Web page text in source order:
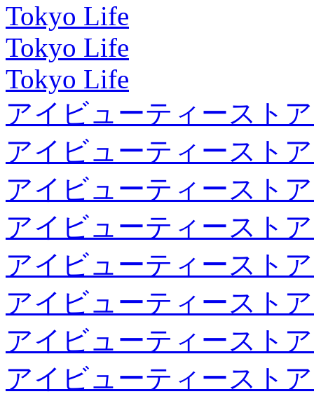
Tokyo Life
Tokyo Life
Tokyo Life
アイビューティースト
アイビューティースト
アイビューティースト
アイビューティースト
アイビューティースト
アイビューティースト
アイビューティースト
アイビューティースト